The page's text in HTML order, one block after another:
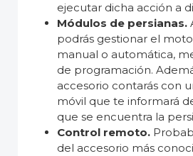
ejecutar dicha acción a
Módulos de persianas.
podrás gestionar el
manual o automática,
de programación.
accesorio contarás con
móvil que te informará
que se encuentra la
Control remoto.
del accesorio más